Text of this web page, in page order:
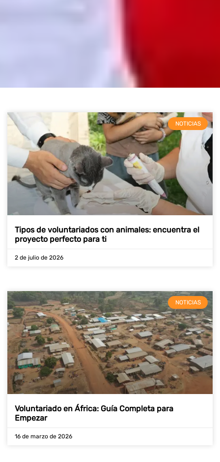
NOTICIAS
Tipos de voluntariados con animales: encuentra el
proyecto perfecto para ti
2 de julio de 2026
NOTICIAS
Voluntariado en África: Guía Completa para
Empezar
16 de marzo de 2026